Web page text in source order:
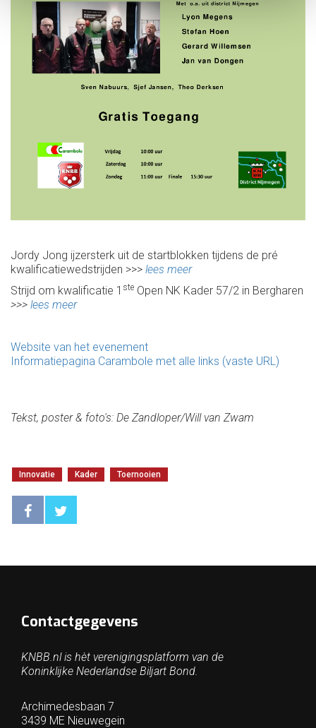
Jordy Jong ijzersterk uit de startblokken tijdens de pré
kwalificatiewedstrijden >>> lees meer
Strijd om kwalificatie 1 ste Open NK Kader 57/2 in Bergharen
>>> lees meer
Website van het evenement
Informatiepagina Carambole met alle links (vaste URL)
Tekst, poster & foto's: De Zandloper/Will van Zwam
Innovatie Kader Toernooien
Contactgegevens
KNBB.nl is hèt verenigingsplatform van de
Koninklijke Nederlandse Biljart Bond.
Archimedesbaan 7
3439 ME Nieuwegein